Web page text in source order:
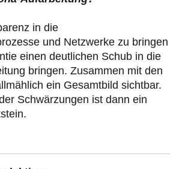
in die
und Netzwerke zu bringen
einen deutlichen Schub in die
bringen. Zusammen mit den
ein Gesamtbild sichtbar.
Schwärzungen ist dann ein